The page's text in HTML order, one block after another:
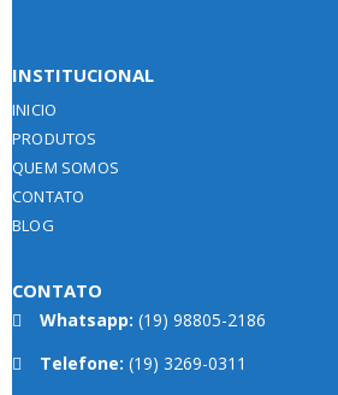
INSTITUCIONAL
INICIO
PRODUTOS
QUEM SOMOS
CONTATO
BLOG
CONTATO
Whatsapp: (19) 98805-2186
Telefone: (19) 3269-0311